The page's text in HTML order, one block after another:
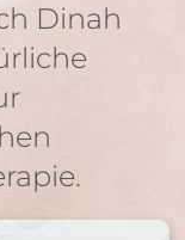
Dinah